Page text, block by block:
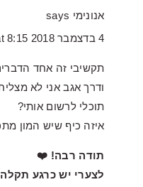
אנונימי says
4 בדצמבר 2018 at 8:15
תקשיבי זה אחד
ודרך אגב אני לא
תוכלי לרשום אותי?
איזה כיף שיש המון
תודה רבה! ❤️
לצערי יש כרגע